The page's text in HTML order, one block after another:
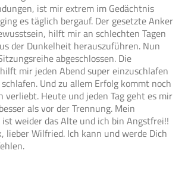
ist mir extrem im Gedächtnis
es täglich bergauf. Der gesetzte Anker
hilft mir an schlechten Tagen
der Dunkelheit herauszuführen. Nun
abgeschlossen. Die
mir jeden Abend super einzuschlafen
Und zu allem Erfolg kommt noch
verliebt. Heute und jeden Tag geht es mir
als vor der Trennung. Mein
weider das Alte und ich bin Angstfrei!!
lieber Wilfried. Ich kann und werde Dich